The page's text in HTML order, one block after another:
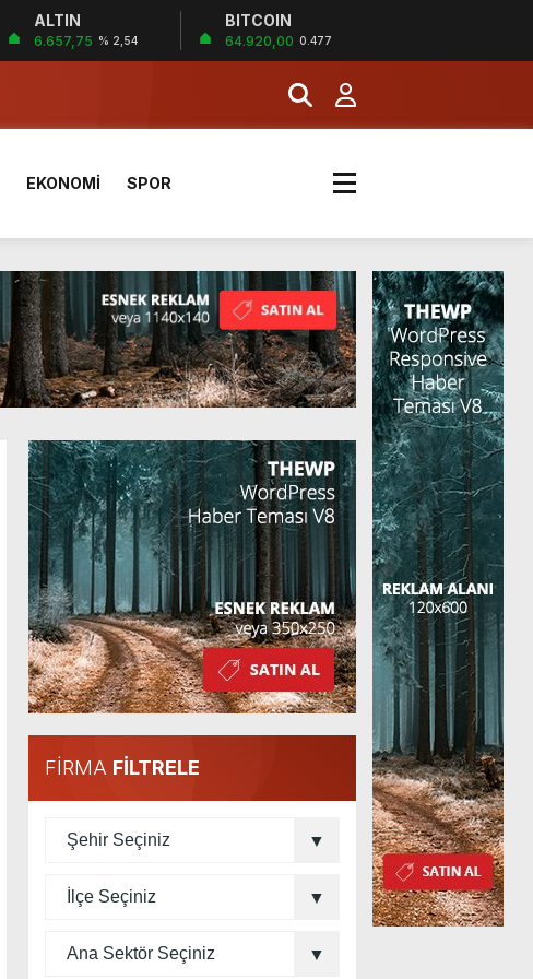
ALTIN
6.657,75 % 2,54
BITCOIN
64.920,00 0.477
EKONOMİ SPOR
FİRMA FİLTRELE